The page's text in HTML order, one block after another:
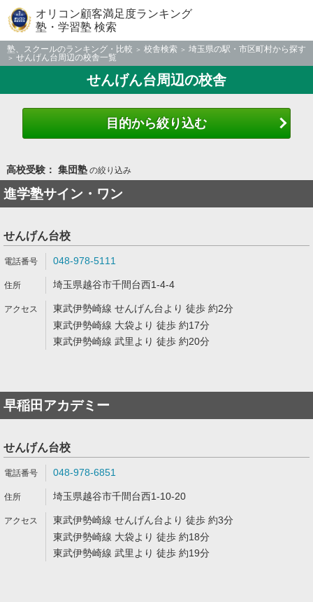
オリコン顧客満足度ランキング
塾・学習塾 検索
塾、スクールのランキング・比較 校舎検索
埼玉県の駅・市区町村から探す
せんげん台周辺の校舎一覧
せんげん台周辺の校舎
目的から絞り込む
高校受験： 集団塾の絞り込み
進学塾サイン・ワン
せんげん台校
048-978-5111
埼玉県越谷市千間台西1-4-4
東武伊勢崎線 せんげん台より 徒歩 約2分
東武伊勢崎線 大袋より 徒歩 約17分
東武伊勢崎線 武里より 徒歩 約20分
早稲田アカデミー
せんげん台校
048-978-6851
埼玉県越谷市千間台西1-10-20
東武伊勢崎線 せんげん台より 徒歩 約3分
東武伊勢崎線 大袋より 徒歩 約18分
東武伊勢崎線 武里より 徒歩 約19分